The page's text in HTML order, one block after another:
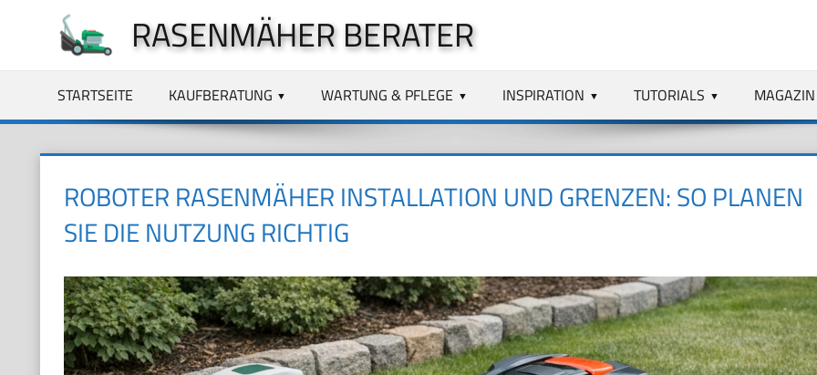
springen
RASENMÄHER BERATER
STARTSEITE KAUFBERATUNG WARTUNG & PFLEGE INSPIRATION TUTORIALS MAGAZIN
ROBOTER RASENMÄHER INSTALLATION UND GRENZEN: SO PLANEN
SIE DIE NUTZUNG RICHTIG